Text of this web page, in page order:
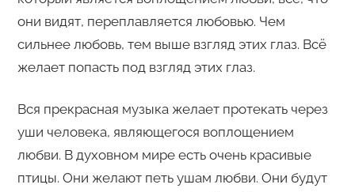
они видят, переплавляется любовью. Чем
сильнее любовь, тем выше взгляд этих глаз. Всё
желает попасть под взгляд этих глаз.
Вся прекрасная музыка желает протекать через
уши человека, являющегося воплощением
любви. В духовном мире есть очень красивые
птицы. Они желают петь ушам любви. Они будут